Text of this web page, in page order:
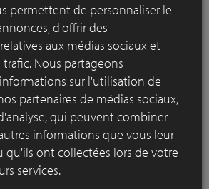
permettent de personnaliser le
d'offrir des
aux médias sociaux et
Nous partageons
sur l'utilisation de
partenaires de médias sociaux,
qui peuvent combiner
informations que vous leur
qu'ils ont collectées lors de votre
services.